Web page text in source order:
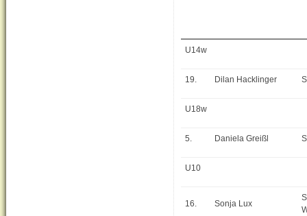
U14w
19. Dilan Hacklinger
U18w
5. Daniela Greißl
U10
16. Sonja Lux